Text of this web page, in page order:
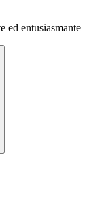
ed entusiasmante